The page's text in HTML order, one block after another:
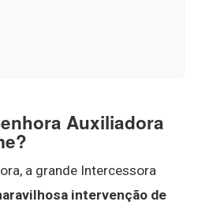
Auxiliadora
a grande Intercessora
intervenção de